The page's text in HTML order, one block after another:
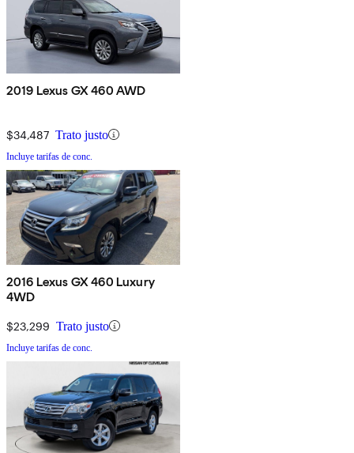
2019 Lexus GX 460 AWD
$34,487 Trato justo
Incluye tarifas de conc.
2016 Lexus GX 460 Luxury
4WD
$23,299 Trato justo
Incluye tarifas de conc.